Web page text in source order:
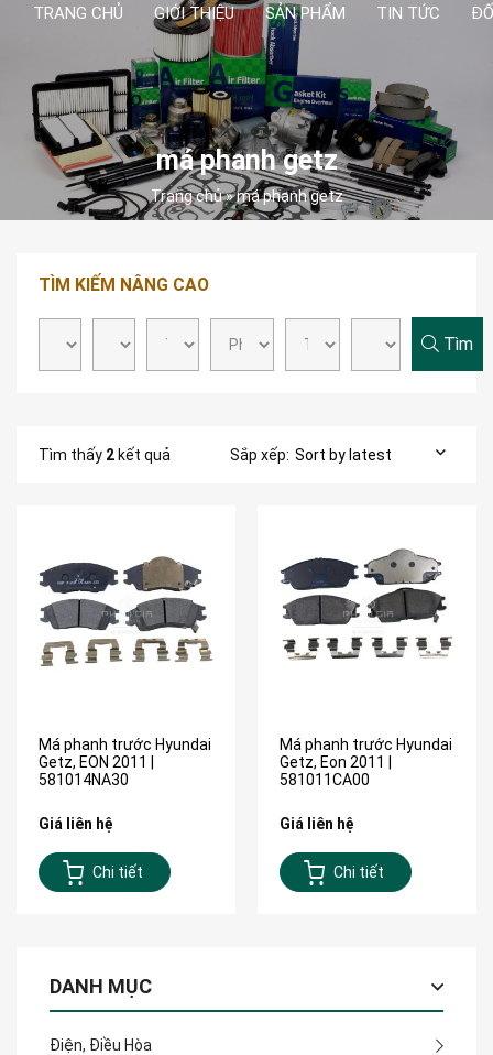
TRANG CHỦ GIỚI THIỆU SẢN PHẨM TIN TỨC
má phanh getz
Trang chủ» má phanh getz
TÌM KIẾM NÂNG CAO
Tìm
DANH MỤC
Điện, Điều Hòa
Tìm thấy 2kết quả Sắp xếp:
Má phanh trước Hyundai
Getz, EON 2011 |
581014NA30
Giá liên hệ
Chi tiết
Má phanh trước Hyundai
Getz, Eon 2011 |
581011CA00
Giá liên hệ
Chi tiết